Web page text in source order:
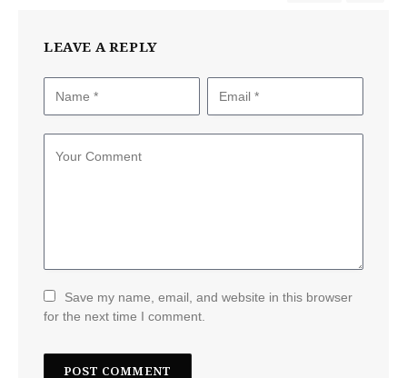
LEAVE A REPLY
Save my name, email, and website in this browser
for the next time I comment.